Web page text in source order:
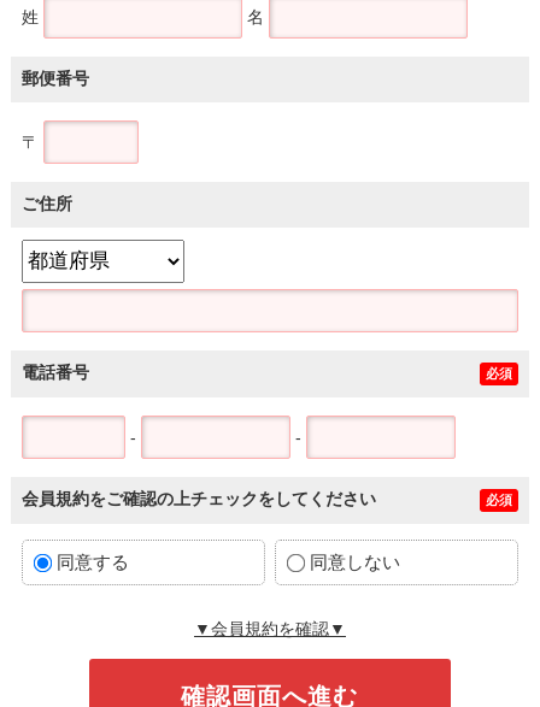
姓 名
郵便番号
〒
ご住所
電話番号 必須
- -
会員規約をご確認の上チェックをしてください 必須
同意する 同意しない
▼会員規約を確認▼